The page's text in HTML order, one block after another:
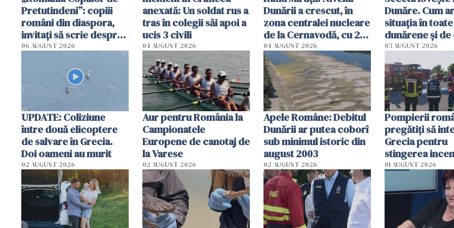
Pretutindeni”: copiii
români din diaspora,
invitați să scrie despre
România într-un volum
06 AUGUST 2026
anexată: Un soldat rus a
tras în colegii săi apoi a
ucis 3 civili
04 AUGUST 2026
Dunării a crescut, în
zona centralei nucleare
de la Cernavodă, cu 2
cm faţă de ziua trecută
04 AUGUST 2026
Dunăre. Cum
situația în
dunărene și de
România
efectele, deși a
în iulie
03 AUGUST 2026
UPDATE: Coliziune
între două elicoptere
de salvare în Grecia.
Doi oameni au murit
02 AUGUST 2026
Aur pentru România la
Campionatele
Europene de canotaj de
la Varese
02 AUGUST 2026
Apele Române: Debitul
Dunării ar putea coborî
sub minimul istoric din
august 2003
02 AUGUST 2026
Pompierii
pregătiţi să
Grecia pentru
stingerea
01 AUGUST 2026